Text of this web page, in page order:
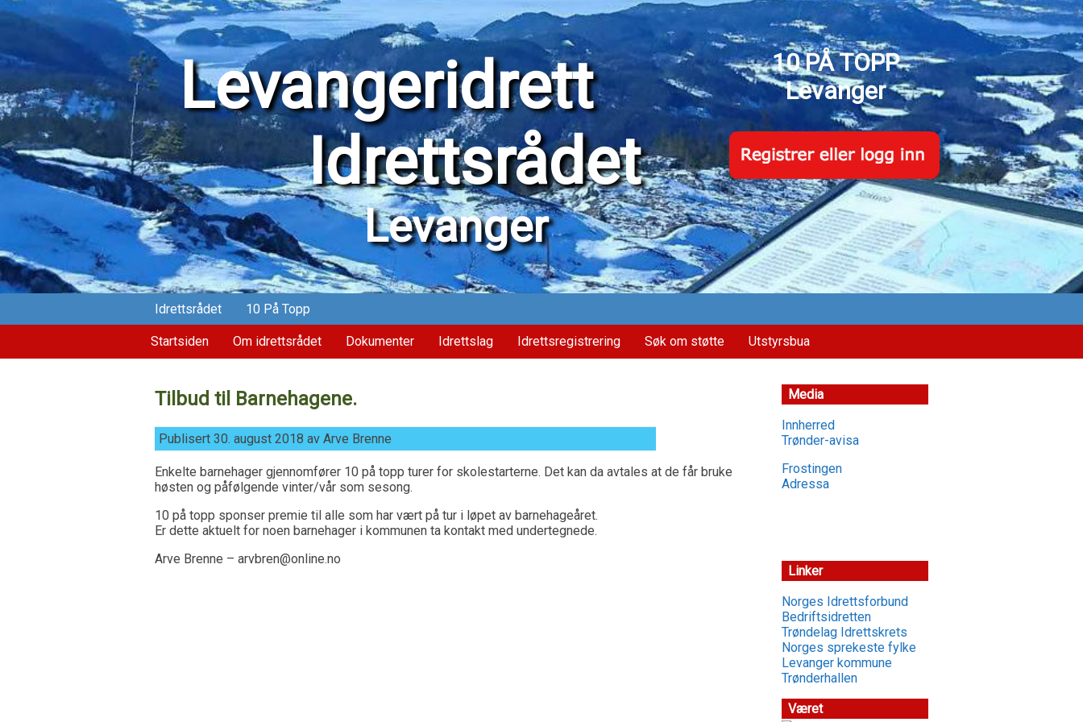
Levangeridrett
Idrettsrådet
Levanger
10 PÅ TOPP
Levanger
Idrettsrådet 10 På Topp
Startsiden Om idrettsrådet Dokumenter Idrettslag Idrettsregistrering Søk om støtte Utstyrsbua
Tilbud til Barnehagene.
Publisert 30. august 2018 av Arve Brenne
Enkelte barnehager gjennomfører 10 på topp turer for skolestarterne. Det kan da avtales at de får bruke
høsten og påfølgende vinter/vår som sesong.
10 på topp sponser premie til alle som har vært på tur i løpet av barnehageåret.
Er dette aktuelt for noen barnehager i kommunen ta kontakt med undertegnede.
Arve Brenne – arvbren@online.no
Media
Innherred
Trønder-avisa
Frostingen
Adressa
Linker
Norges Idrettsforbund
Bedriftsidretten
Trøndelag Idrettskrets
Norges sprekeste fylke
Levanger kommune
Trønderhallen
Været